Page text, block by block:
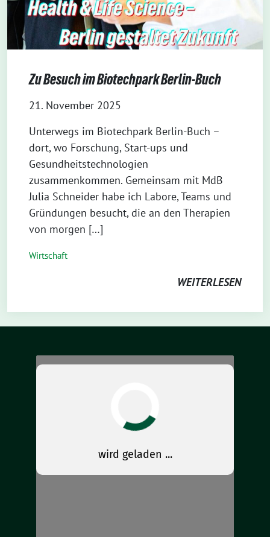
Zu Besuch im Biotechpark Berlin-Buch
21. November 2025
⁨Unterwegs im Biotechpark Berlin-Buch –
dort, wo Forschung, Start-ups und
Gesundheitstechnologien
zusammenkommen. Gemeinsam mit MdB
Julia Schneider habe ich Labore, Teams und
Gründungen besucht, die an den Therapien
von morgen […]
Wirtschaft
WEITERLESEN